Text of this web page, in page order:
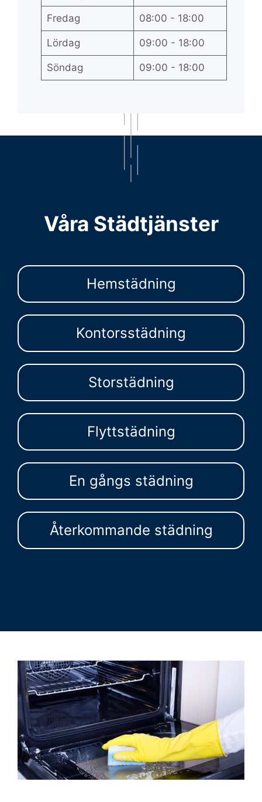
Fredag 08:00 - 18:00
Lördag 09:00 - 18:00
Söndag 09:00 - 18:00
Våra Städtjänster
Hemstädning
Kontorsstädning
Storstädning
Flyttstädning
En gångs städning
Återkommande städning